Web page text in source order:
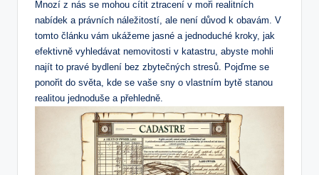
⁤Mnozí z nás se mohou cítit ztracení v‍ moři realitních
⁤nabídek ‌a právních ⁢náležitostí, ‍ale není důvod k obavám. ⁢V​
tomto článku vám ukážeme jasné‌ a ‌jednoduché kroky, jak
efektivně vyhledávat nemovitosti v katastru, abyste mohli
najít to pravé bydlení bez​ zbytečných stresů. Pojďme se
ponořit ⁣do‍ světa, kde se vaše sny ‍o ⁣vlastním bytě stanou
realitou⁤ jednoduše ‍a přehledně.